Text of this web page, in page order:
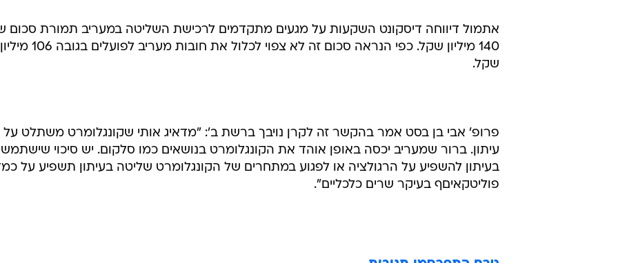
אתמול דיווחה דיסקונט השקעות על מגעים מתקדמים לרכישת השליטה במעריב תמורת סכום
140 מיליון שקל. כפי הנראה סכום זה לא צפוי לכלול את חובות מעריב לפועלים בגובה 106 מיליון
שקל.
פרופ' אבי בן בסט אמר בהקשר זה לקרן נויבך ברשת ב': "מדאיג אותי שקונגלומרט משתלט על
עיתון. ברור שמעריב יכסה באופן אוהד את הקונגלומרט בנושאים כמו סלקום. יש סיכוי
בעיתון להשפיע על הרגולציה או לפגוע במתחרים של הקונגלומרט שליטה בעיתון תשפיע על
פוליטקאיםף בעיקר שרים כלכליים".